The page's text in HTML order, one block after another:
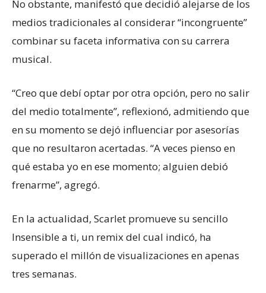
No obstante, manifestó que decidió alejarse de los
medios tradicionales al considerar “incongruente”
combinar su faceta informativa con su carrera
musical.
“Creo que debí optar por otra opción, pero no salir
del medio totalmente”, reflexionó, admitiendo que
en su momento se dejó influenciar por asesorías
que no resultaron acertadas. “A veces pienso en
qué estaba yo en ese momento; alguien debió
frenarme”, agregó.
En la actualidad, Scarlet promueve su sencillo
Insensible a ti, un remix del cual indicó, ha
superado el millón de visualizaciones en apenas
tres semanas.